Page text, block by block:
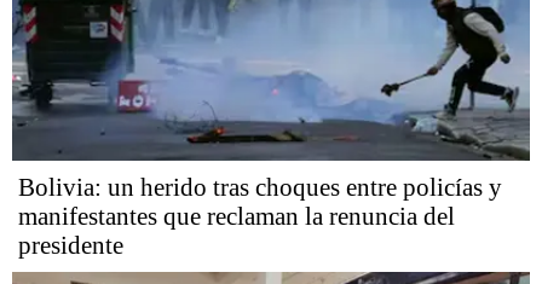
Bolivia: un herido tras choques entre policías y
manifestantes que reclaman la renuncia del
presidente